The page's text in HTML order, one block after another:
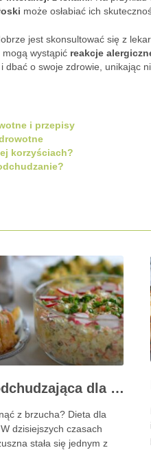
może osłabiać ich
jest skonsultować się z
mogą wystąpić reakcje
o swoje zdrowie, unikając
i przepisy
korzyściach?
Dieta odchudzająca dla mężczyzn – jak schudnąć z brzucha?
z brzucha? Dieta dla
dzisiejszych czasach
stała się jednym z